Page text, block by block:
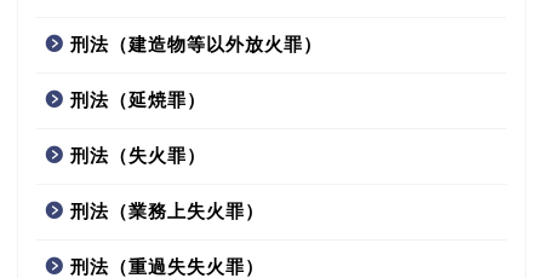
刑法（建造物等以外放火罪）
刑法（延焼罪）
刑法（失火罪）
刑法（業務上失火罪）
刑法（重過失失火罪）